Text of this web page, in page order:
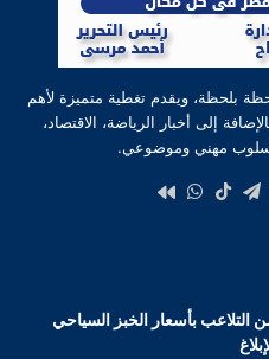
بلحظة، ويقدم تغطية متميزة لأهم
إلى أخبار الرياضة، الاقتصاد،
بأسلوب مهني وموضوعي.
انستقرام
تيلقرام‫TikTokواتساب
التلاعب بأسعار الخبز السياحي